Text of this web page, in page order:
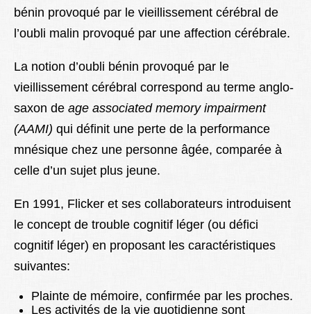
bénin provoqué par le vieillissement cérébral de
l’oubli malin provoqué par une affection cérébrale.
La notion d’oubli bénin provoqué par le
vieillissement cérébral correspond au terme anglo-
saxon de age associated memory impairment
(AAMI) qui définit une perte de la performance
mnésique chez une personne âgée, comparée à
celle d’un sujet plus jeune.
En 1991, Flicker et ses collaborateurs introduisent
le concept de trouble cognitif léger (ou défici
cognitif léger) en proposant les caractéristiques
suivantes:
Plainte de mémoire, confirmée par les proches.
Les activités de la vie quotidienne sont